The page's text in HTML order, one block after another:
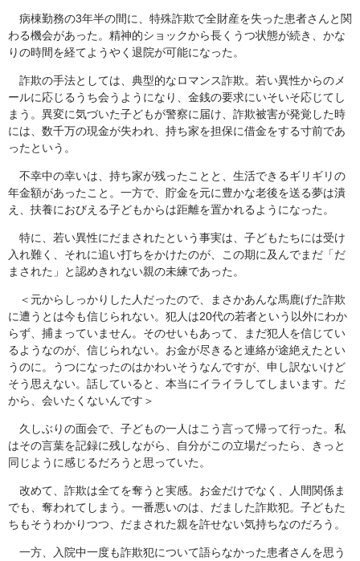
病棟勤務の3年半の間に、特殊詐欺で全財産を失った患者さんと関
わる機会があった。精神的ショックから長くうつ状態が続き、かな
りの時間を経てようやく退院が可能になった。
詐欺の手法としては、典型的なロマンス詐欺。若い異性からのメ
ールに応じるうち会うようになり、金銭の要求にいそいそ応じてし
まう。異変に気づいた子どもが警察に届け、詐欺被害が発覚した時
には、数千万の現金が失われ、持ち家を担保に借金をする寸前であ
ったという。
不幸中の幸いは、持ち家が残ったことと、生活できるギリギリの
年金額があったこと。一方で、貯金を元に豊かな老後を送る夢は潰
え、扶養におびえる子どもからは距離を置かれるようになった。
特に、若い異性にだまされたという事実は、子どもたちには受け
入れ難く、それに追い打ちをかけたのが、この期に及んでまだ「だ
まされた」と認めきれない親の未練であった。
＜元からしっかりした人だったので、まさかあんな馬鹿げた詐欺
に遭うとは今も信じられない。犯人は20代の若者という以外にわか
らず、捕まっていません。そのせいもあって、まだ犯人を信じてい
るようなのが、信じられない。お金が尽きると連絡が途絶えたとい
うのに。うつになったのはかわいそうなんですが、申し訳ないけど
そう思えない。話していると、本当にイライラしてしまいます。だ
から、会いたくないんです＞
久しぶりの面会で、子どもの一人はこう言って帰って行った。私
はその言葉を記録に残しながら、自分がこの立場だったら、きっと
同じように感じるだろうと思っていた。
改めて、詐欺は全てを奪うと実感。お金だけでなく、人間関係ま
でも、奪われてしまう。一番悪いのは、だました詐欺犯。子どもた
ちもそうわかりつつ、だまされた親を許せない気持ちなのだろう。
一方、入院中一度も詐欺犯について語らなかった患者さんを思う